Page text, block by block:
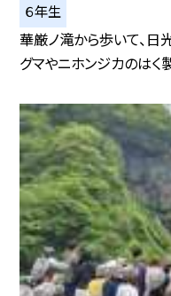
６年生
華厳ノ滝から歩いて、日
グマやニホンジカのはく